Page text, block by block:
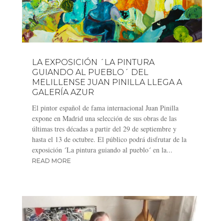
LA EXPOSICIÓN ´LA PINTURA
GUIANDO AL PUEBLO´ DEL
MELILLENSE JUAN PINILLA LLEGA A
GALERÍA AZUR
El pintor español de fama internacional Juan Pinilla
expone en Madrid una selección de sus obras de las
últimas tres décadas a partir del 29 de septiembre y
hasta el 13 de octubre. El público podrá disfrutar de la
exposición ´La pintura guiando al pueblo´ en la...
READ MORE